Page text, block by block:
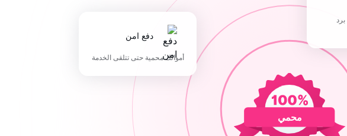
محمي
دفع امن
أموالك محمية حتى تتلقى الخدمة